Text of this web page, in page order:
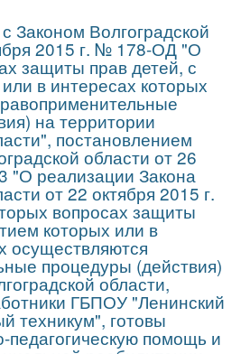
Законом Волгоградской
2015 г. № 178-ОД "О
защиты прав детей, с
в интересах которых
на территории
постановлением
области от 26
"О реализации Закона
от 22 октября 2015 г.
вопросах защиты
которых или в
осуществляются
процедуры (действия)
области,
ГБПОУ "Ленинский
техникум", готовы
педагогическую помощь и